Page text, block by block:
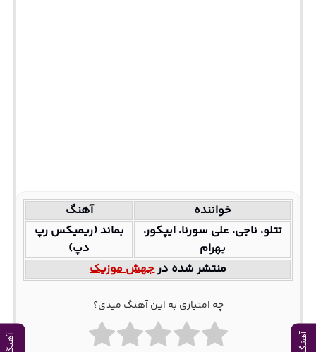
خواننده
آهنگ
تتلو، ناجی، علی سورنا، ایپکور،
بهرام
بماند (ریمیکس رپ
دپ)
منتشر شده درجهش موزیک
چه امتیازی به این آهنگ میدی؟